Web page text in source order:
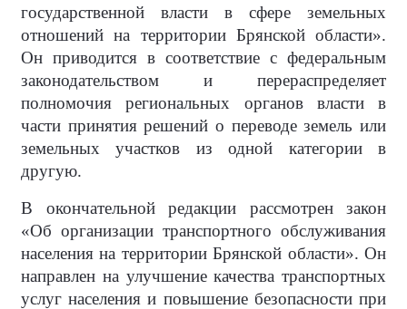
государственной власти в сфере земельных
отношений на территории Брянской области».
Он приводится в соответствие с федеральным
законодательством и перераспределяет
полномочия региональных органов власти в
части принятия решений о переводе земель или
земельных участков из одной категории в
другую.
В окончательной редакции рассмотрен закон
«Об организации транспортного обслуживания
населения на территории Брянской области». Он
направлен на улучшение качества транспортных
услуг населения и повышение безопасности при